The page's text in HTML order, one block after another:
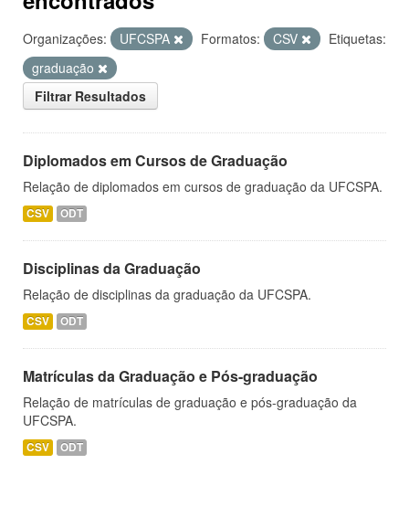
Organizações: UFCSPA Formatos: CSV
Etiquetas:
graduação
Filtrar Resultados
Diplomados em Cursos de Graduação
Relação de diplomados em cursos de graduação da UFCSPA.
CSV ODT
Disciplinas da Graduação
Relação de disciplinas da graduação da UFCSPA.
CSV ODT
Matrículas da Graduação e Pós-graduação
Relação de matrículas de graduação e pós-graduação da
UFCSPA.
CSV ODT